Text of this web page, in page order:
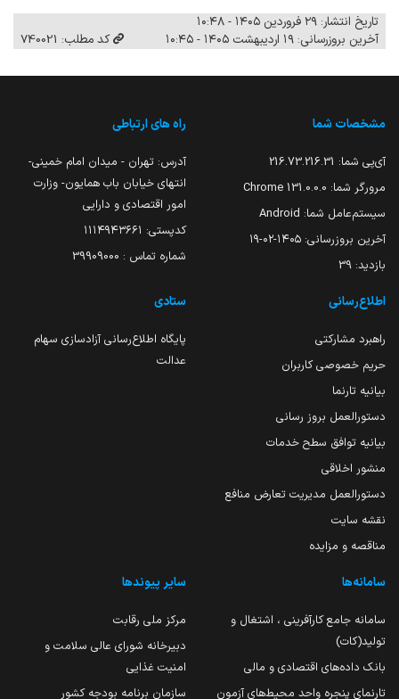
تاریخ انتشار: ۲۹ فروردین ۱۴۰۵ - ۱۰:۴۸
آخرین بروزرسانی: ۱۹ اردیبهشت ۱۴۰۵ - ۱۰:۴۵
کد مطلب: 740021
مشخصات شما
آی‌پی شما: 216.73.216.31
مرورگر شما: 131.0.0.0 Chrome
سیستم‌عامل شما: Android
آخرین بروزرسانی: ۱۴۰۵-۰۲-۱۹
بازدید: 39
راه های ارتباطی
آدرس: تهران - میدان امام خمینی-
انتهای خیابان باب همایون- وزارت
امور اقتصادی و دارایی
کدپستی: ۱۱۱۴۹۴۳۶۶۱
شماره تماس : 39909000
اطلاع‌رسانی
راهبرد مشارکتی
حریم خصوصی کاربران
بیانیه تارنما
دستورالعمل بروز رسانی
بیانیه توافق سطح خدمات
منشور اخلاقی
دستورالعمل مدیریت تعارض منافع
نقشه سایت
مناقصه و مزایده
ستادی
پایگاه اطلاع‌رسانی آزادسازی سهام
عدالت
سامانه‌ها
سامانه جامع کارآفرینی ، اشتغال و
تولید(کات)
بانک داده‌های اقتصادی و مالی
تارنمای پنجره واحد محیط‌های آزمون
سایر پیوندها
مرکز ملی رقابت
دبیرخانه شورای عالی سلامت و
امنیت غذایی
سازمان برنامه بودجه کشور